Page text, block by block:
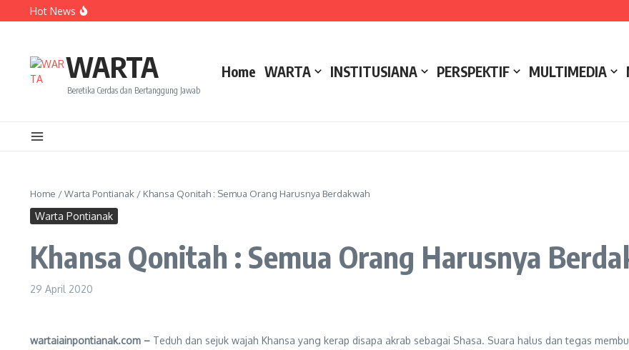
Lewati ke konten
Hot News
Amanah Baru Arskal Salim untuk Kemajuan IAIN Pontianak
WARTA
Beretika Cerdas dan Bertanggung Jawab
Home WARTA INSTITUSIANA PERSPEKTIF MULTIMEDIA
Home /Warta Pontianak / Khansa Qonitah : Semua Orang Harusnya Berdakwah
Warta Pontianak
Khansa Qonitah : Semua Orang Harusnya
29 April 2020
wartaiainpontianak.com – Teduh dan sejuk wajah Khansa yang kerap disapa akrab sebagai Shasa. Suara halus dan tegas